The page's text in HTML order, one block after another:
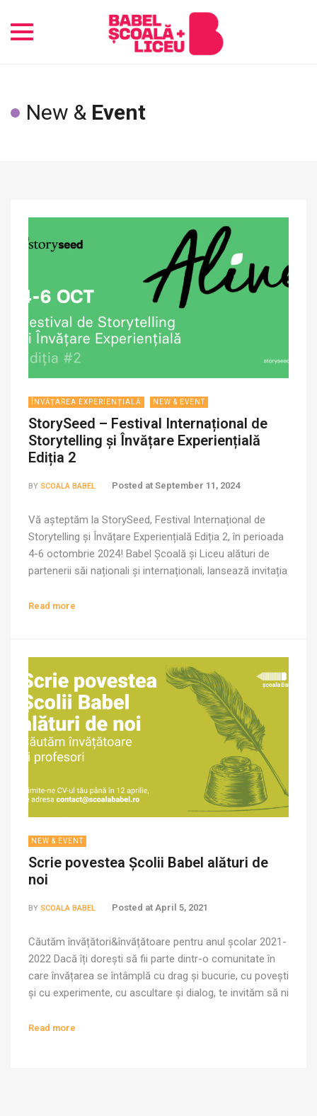
Toggle
New & Event
ÎNVĂȚAREA EXPERIENȚIALĂ NEW & EVENT
StorySeed – Festival Internațional de
Storytelling și Învățare Experiențială
Ediția 2
BY SCOALA BABEL Posted at September 11, 2024
Vă așteptăm la StorySeed, Festival Internațional de
Storytelling și Învățare Experiențială Ediția 2, în perioada
4-6 octombrie 2024! Babel Școală și Liceu alături de
partenerii săi naționali și internaționali, lansează invitația
(Storytelling), multilingvismului și expresivității în
Read more
NEW & EVENT
Scrie povestea Școlii Babel alături de
noi
BY SCOALA BABEL Posted at April 5, 2021
Căutăm învățători&învățătoare pentru anul școlar 2021-
2022 Dacă îți dorești să fii parte dintr-o comunitate în
care învățarea se întâmplă cu drag și bucurie, cu povești
și cu experimente, cu ascultare și dialog, te invităm să ni
adresa contact@scoalababel.ro. Pentru anul școlar
Read more